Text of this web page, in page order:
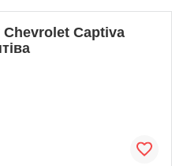
Chevrolet Captiva